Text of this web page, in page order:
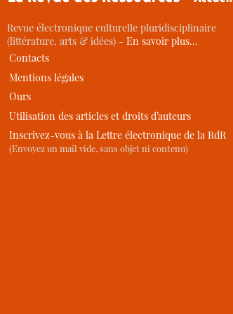
Revue électronique culturelle pluridisciplinaire
(littérature, arts & idées) -En savoir plus…
Contacts
Mentions légales
Ours
Utilisation des articles et droits d’auteurs
Inscrivez-vous à la Lettre électronique de la RdR
(Envoyez un mail vide, sans objet ni contenu)